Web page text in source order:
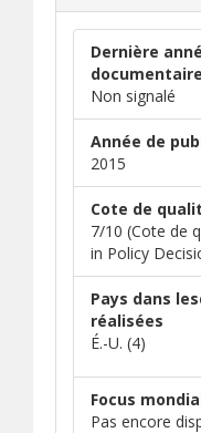
Dernière
documentaire
Non signalé
Année de
2015
Cote de
7/10 (Cote de
in Policy
Pays dans
réalisées
É.-U. (4)
Focus
Pas encore